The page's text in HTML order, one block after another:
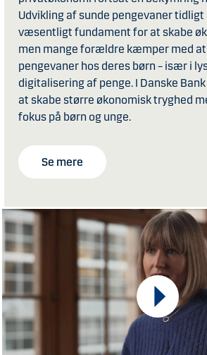
Udvikling af sunde pengevaner tidligt
væsentligt fundament for at skabe
men mange forældre kæmper med at
pengevaner hos deres børn – især i
digitalisering af penge. I Danske
at skabe større økonomisk tryghed
fokus på børn og unge.
Se mere